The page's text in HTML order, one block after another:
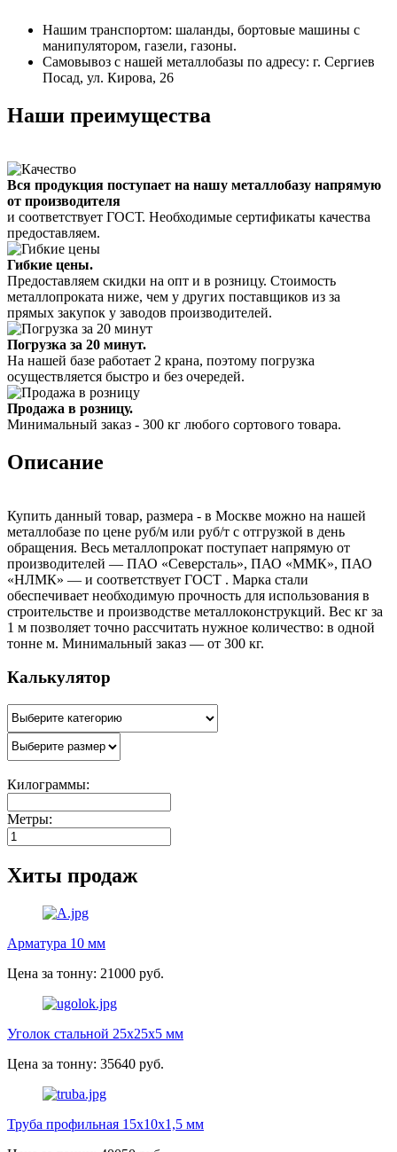
Нашим транспортом: шаланды, бортовые машины с
манипулятором, газели, газоны.
Самовывоз с нашей металлобазы по адресу: г. Сергиев
Посад, ул. Кирова, 26
Наши преимущества
Вся продукция поступает на нашу металлобазу напрямую
от производителя
и соответствует ГОСТ. Необходимые сертификаты качества
предоставляем.
Гибкие цены.
Предоставляем скидки на опт и в розницу. Стоимость
металлопроката ниже, чем у других поставщиков из за
прямых закупок у заводов производителей.
Погрузка за 20 минут.
На нашей базе работает 2 крана, поэтому погрузка
осуществляется быстро и без очередей.
Продажа в розницу.
Минимальный заказ - 300 кг любого сортового товара.
Описание
Купить данный товар, размера - в Москве можно на нашей
металлобазе по цене руб/м или руб/т с отгрузкой в день
обращения. Весь металлопрокат поступает напрямую от
производителей — ПАО «Северсталь», ПАО «ММК», ПАО
«НЛМК» — и соответствует ГОСТ . Марка стали
обеспечивает необходимую прочность для использования в
строительстве и производстве металлоконструкций. Вес кг за
1 м позволяет точно рассчитать нужное количество: в одной
тонне м. Минимальный заказ — от 300 кг.
Калькулятор
Килограммы:
Метры:
Хиты продаж
Арматура 10 мм
Цена за тонну: 21000 руб.
Уголок стальной 25х25х5 мм
Цена за тонну: 35640 руб.
Труба профильная 15х10х1,5 мм